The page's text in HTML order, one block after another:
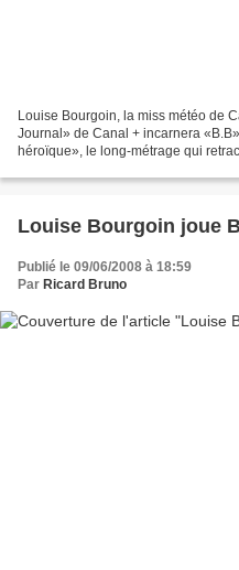
Louise Bourgoin, la miss météo de
Journal» de Canal + incarnera
héroïque», le long-métrage qui
Louise Bourgoin joue
Publié le 09/06/2008 à 18:59
Par Ricard Bruno